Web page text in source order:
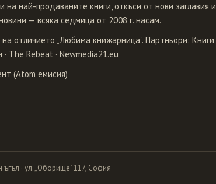
на най-продаваните книги, откъси от нови заглавия и
— всяка седмица от 2008 г. насам.
отличието „Любима книжарница". Партньори: Книги
· The Rebeat · Newmedia21.eu
(Atom емисия)
· ул. „Оборище" 117, София